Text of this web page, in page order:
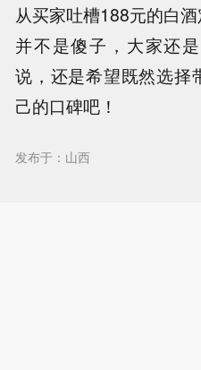
从买家吐槽188元的白
并不是傻子，大家还
说，还是希望既然选择
己的口碑吧！
发布于：山西